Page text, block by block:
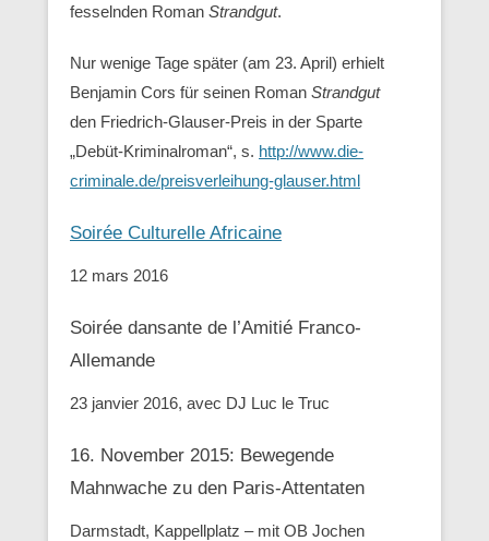
fesselnden Roman Strandgut.
Nur wenige Tage später (am 23. April) erhielt
Benjamin Cors für seinen Roman Strandgut
den Friedrich-Glauser-Preis in der Sparte
„Debüt-Kriminalroman“, s. http://www.die-
criminale.de/preisverleihung-glauser.html
Soirée Culturelle Africaine
12 mars 2016
Soirée dansante de l’Amitié Franco-
Allemande
23 janvier 2016, avec DJ Luc le Truc
16. November 2015: Bewegende
Mahnwache zu den ‪Paris-Attentaten
Darmstadt, Kappellplatz – mit OB Jochen